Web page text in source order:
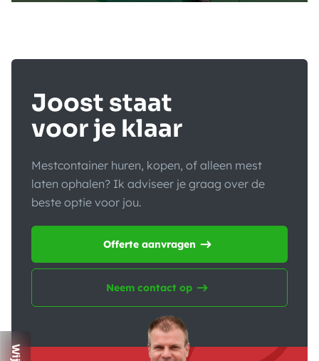
Joost staat
voor je klaar
Mestcontainer huren, kopen, of alleen mest
laten ophalen? Ik adviseer je graag over de
beste optie voor jou.
Offerte aanvragen
Neem contact op